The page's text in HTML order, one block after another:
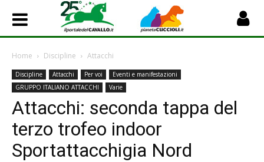
Home Discipline Attacchi
Discipline Attacchi Per voi
Eventi e manifestazioni
GRUPPO ITALIANO ATTACCHI
Varie
Attacchi: seconda tappa del
terzo trofeo indoor
Sportattacchigia Nord